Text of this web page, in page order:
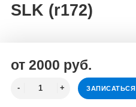
SLK (r172)
от 2000 руб.
ЗАПИСАТЬСЯ